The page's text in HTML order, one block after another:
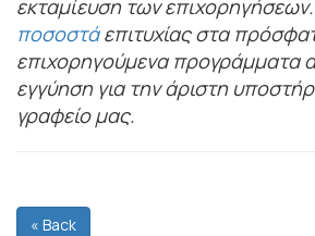
εκταμίευση των
ποσοστάεπιτυχίας στα
επιχορηγούμενα προγράμματα
εγγύηση για την άριστη
γραφείο μας.
« Back